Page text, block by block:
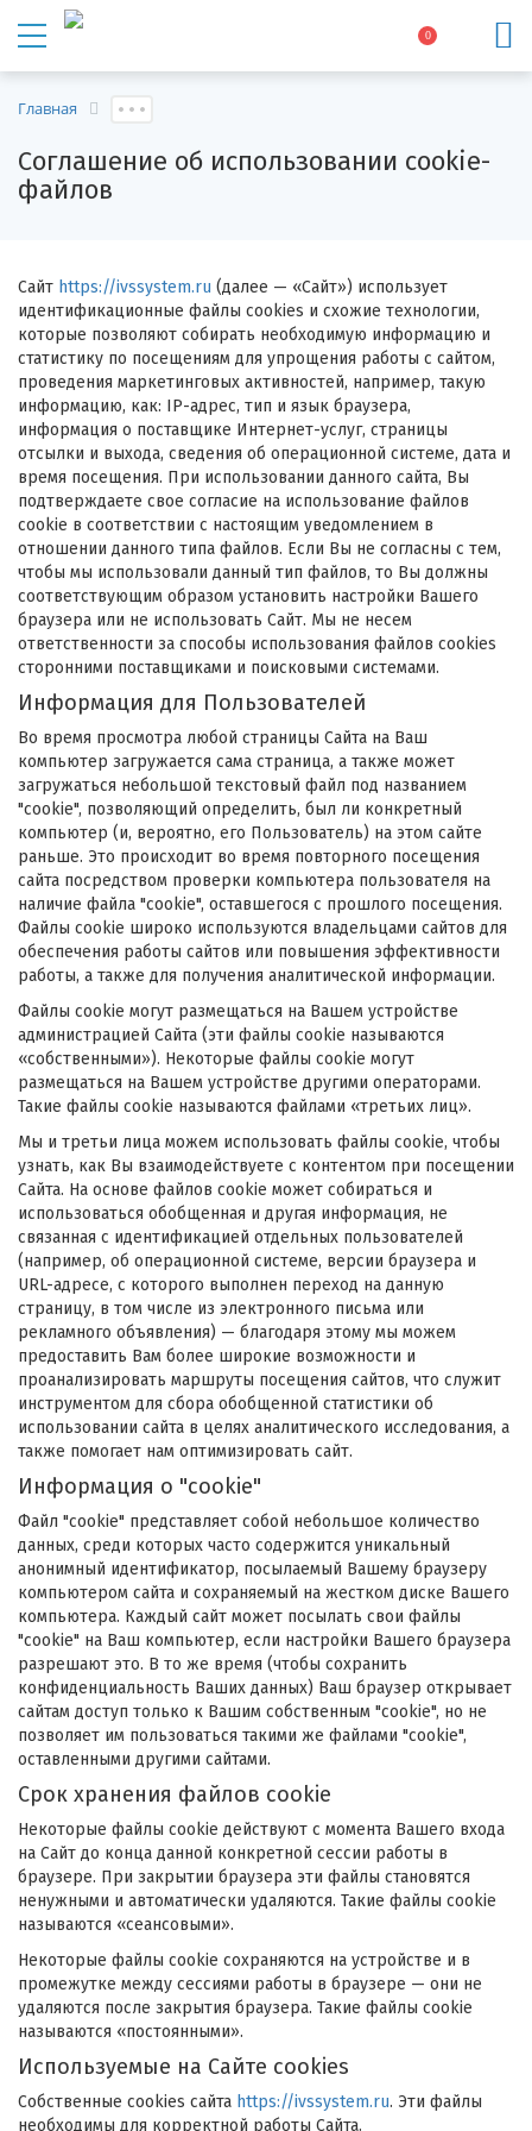
0
Главная
Соглашение об использовании cookie-
файлов
Сайт https://ivssystem.ru (далее — «Сайт») использует
идентификационные файлы cookies и схожие технологии,
которые позволяют собирать необходимую информацию и
статистику по посещениям для упрощения работы с сайтом,
проведения маркетинговых активностей, например, такую
информацию, как: IP-адрес, тип и язык браузера,
информация о поставщике Интернет-услуг, страницы
отсылки и выхода, сведения об операционной системе, дата и
время посещения. При использовании данного сайта, Вы
подтверждаете свое согласие на использование файлов
cookie в соответствии с настоящим уведомлением в
отношении данного типа файлов. Если Вы не согласны с тем,
чтобы мы использовали данный тип файлов, то Вы должны
соответствующим образом установить настройки Вашего
браузера или не использовать Сайт. Мы не несем
ответственности за способы использования файлов cookies
сторонними поставщиками и поисковыми системами.
Информация для Пользователей
Во время просмотра любой страницы Сайта на Ваш
компьютер загружается сама страница, а также может
загружаться небольшой текстовый файл под названием
"cookie", позволяющий определить, был ли конкретный
компьютер (и, вероятно, его Пользователь) на этом сайте
раньше. Это происходит во время повторного посещения
сайта посредством проверки компьютера пользователя на
наличие файла "cookie", оставшегося с прошлого посещения.
Файлы cookie широко используются владельцами сайтов для
обеспечения работы сайтов или повышения эффективности
работы, а также для получения аналитической информации.
Файлы cookie могут размещаться на Вашем устройстве
администрацией Сайта (эти файлы cookie называются
«собственными»). Некоторые файлы cookie могут
размещаться на Вашем устройстве другими операторами.
Такие файлы cookie называются файлами «третьих лиц».
Мы и третьи лица можем использовать файлы cookie, чтобы
узнать, как Вы взаимодействуете с контентом при посещении
Сайта. На основе файлов cookie может собираться и
использоваться обобщенная и другая информация, не
связанная с идентификацией отдельных пользователей
(например, об операционной системе, версии браузера и
URL-адресе, с которого выполнен переход на данную
страницу, в том числе из электронного письма или
рекламного объявления) — благодаря этому мы можем
предоставить Вам более широкие возможности и
проанализировать маршруты посещения сайтов, что служит
инструментом для сбора обобщенной статистики об
использовании сайта в целях аналитического исследования, а
также помогает нам оптимизировать сайт.
Информация о "cookie"
Файл "cookie" представляет собой небольшое количество
данных, среди которых часто содержится уникальный
анонимный идентификатор, посылаемый Вашему браузеру
компьютером сайта и сохраняемый на жестком диске Вашего
компьютера. Каждый сайт может посылать свои файлы
"cookie" на Ваш компьютер, если настройки Вашего браузера
разрешают это. В то же время (чтобы сохранить
конфиденциальность Ваших данных) Ваш браузер открывает
сайтам доступ только к Вашим собственным "cookie", но не
позволяет им пользоваться такими же файлами "cookie",
оставленными другими сайтами.
Срок хранения файлов cookie
Некоторые файлы cookie действуют с момента Вашего входа
на Сайт до конца данной конкретной сессии работы в
браузере. При закрытии браузера эти файлы становятся
ненужными и автоматически удаляются. Такие файлы cookie
называются «сеансовыми».
Некоторые файлы cookie сохраняются на устройстве и в
промежутке между сессиями работы в браузере — они не
удаляются после закрытия браузера. Такие файлы cookie
называются «постоянными».
Используемые на Сайте cookies
Собственные cookies сайта https://ivssystem.ru. Эти файлы
необходимы для корректной работы Сайта.